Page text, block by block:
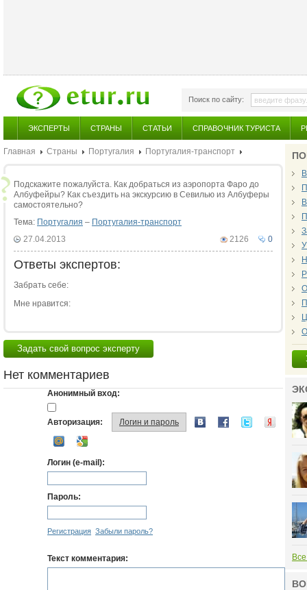
Поиск по сайту:
ЭКСПЕРТЫ СТРАНЫ СТАТЬИ СПРАВОЧНИК ТУРИСТА
Главная Страны Португалия Португалия-транспорт
Подскажите пожалуйста. Как добраться из аэропорта Фаро до
Албуфейры? Как съездить на экскурсию в Севилью из Албуферы
самостоятельно?
Тема: Португалия – Португалия-транспорт
0
2126
27.04.2013
Ответы экспертов:
Забрать себе:
Мне нравится:
Задать свой вопрос эксперту
Нет комментариев
Анонимный вход:
Авторизация: Логин и пароль
Логин (e-mail):
Пароль:
Регистрация Забыли пароль?
Текст комментария: